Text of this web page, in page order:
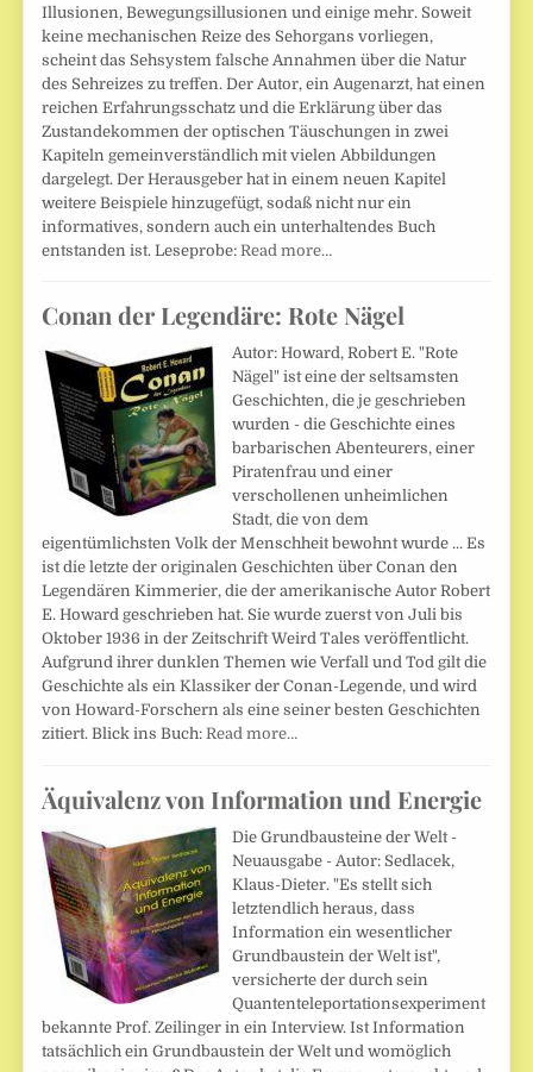
Illusionen, Bewegungsillusionen und einige mehr. Soweit
keine mechanischen Reize des Sehorgans vorliegen,
scheint das Sehsystem falsche Annahmen über die Natur
des Sehreizes zu treffen. Der Autor, ein Augenarzt, hat einen
reichen Erfahrungsschatz und die Erklärung über das
Zustandekommen der optischen Täuschungen in zwei
Kapiteln gemeinverständlich mit vielen Abbildungen
dargelegt. Der Herausgeber hat in einem neuen Kapitel
weitere Beispiele hinzugefügt, sodaß nicht nur ein
informatives, sondern auch ein unterhaltendes Buch
entstanden ist. Leseprobe:Read more…
Conan der Legendäre: Rote Nägel
Autor: Howard, Robert E. "Rote
Nägel" ist eine der seltsamsten
Geschichten, die je geschrieben
wurden - die Geschichte eines
barbarischen Abenteurers, einer
Piratenfrau und einer
verschollenen unheimlichen
Stadt, die von dem
eigentümlichsten Volk der Menschheit bewohnt wurde ... Es
ist die letzte der originalen Geschichten über Conan den
Legendären Kimmerier, die der amerikanische Autor Robert
E. Howard geschrieben hat. Sie wurde zuerst von Juli bis
Oktober 1936 in der Zeitschrift Weird Tales veröffentlicht.
Aufgrund ihrer dunklen Themen wie Verfall und Tod gilt die
Geschichte als ein Klassiker der Conan-Legende, und wird
von Howard-Forschern als eine seiner besten Geschichten
zitiert. Blick ins Buch:Read more…
Äquivalenz von Information und Energie
Die Grundbausteine der Welt -
Neuausgabe - Autor: Sedlacek,
Klaus-Dieter. "Es stellt sich
letztendlich heraus, dass
Information ein wesentlicher
Grundbaustein der Welt ist",
versicherte der durch sein
Quantenteleportationsexperiment
bekannte Prof. Zeilinger in ein Interview. Ist Information
tatsächlich ein Grundbaustein der Welt und womöglich